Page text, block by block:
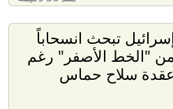
إسرائيل تبحث انسحاباً
من "الخط الأصفر" رغم
عقدة سلاح حماس